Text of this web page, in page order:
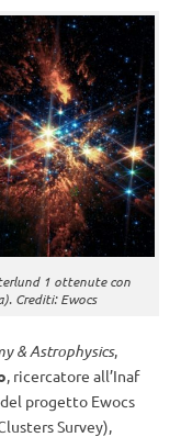
1 ottenute con
Crediti: Ewocs
& Astrophysics,
, ricercatore all’Inaf
progetto Ewocs
Survey),